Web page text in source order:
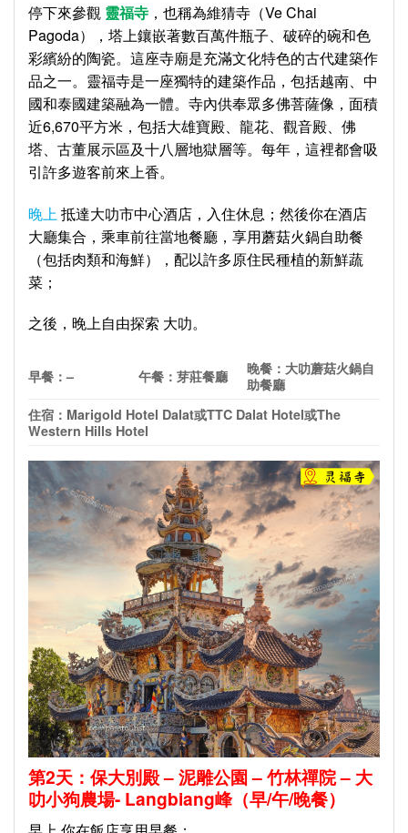
停下來參觀 靈福寺 ，也稱為維猜寺（Ve Chai
Pagoda），塔上鑲嵌著數百萬件瓶子、破碎的碗和色
彩繽紛的陶瓷。這座寺廟是充滿文化特色的古代建築作
品之一。靈福寺是一座獨特的建築作品，包括越南、中
國和泰國建築融為一體。寺內供奉眾多佛菩薩像，面積
近6,670平方米，包括大雄寶殿、龍花、觀音殿、佛
塔、古董展示區及十八層地獄層等。每年，這裡都會吸
引許多遊客前來上香。
晚上 抵達大叻市中心酒店，入住休息；然後你在酒店
大廳集合，乘車前往當地餐廳，享用蘑菇火鍋自助餐
（包括肉類和海鮮），配以許多原住民種植的新鮮蔬
菜；
之後，晚上自由探索 大叻。
早餐： – 午餐：芽莊餐廳
晚餐：大叻蘑菇火鍋自
助餐廳
住宿： Marigold Hotel Dalat或TTC Dalat Hotel或The
Western Hills Hotel
第2天：保大別殿 – 泥雕公園 – 竹林禪院 – 大
叻小狗農場- Langbiang峰（早/午/晚餐）